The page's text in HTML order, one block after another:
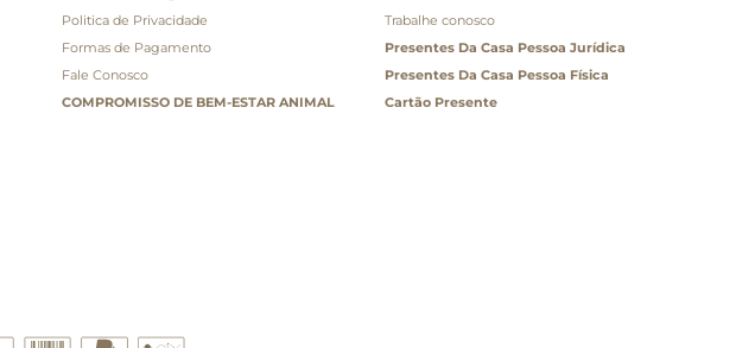
Politica de Privacidade
Formas de Pagamento
Fale Conosco
COMPROMISSO DE BEM-ESTAR ANIMAL
Trabalhe conosco
Presentes Da Casa Pessoa Jurídica
Presentes Da Casa Pessoa Física
Cartão Presente